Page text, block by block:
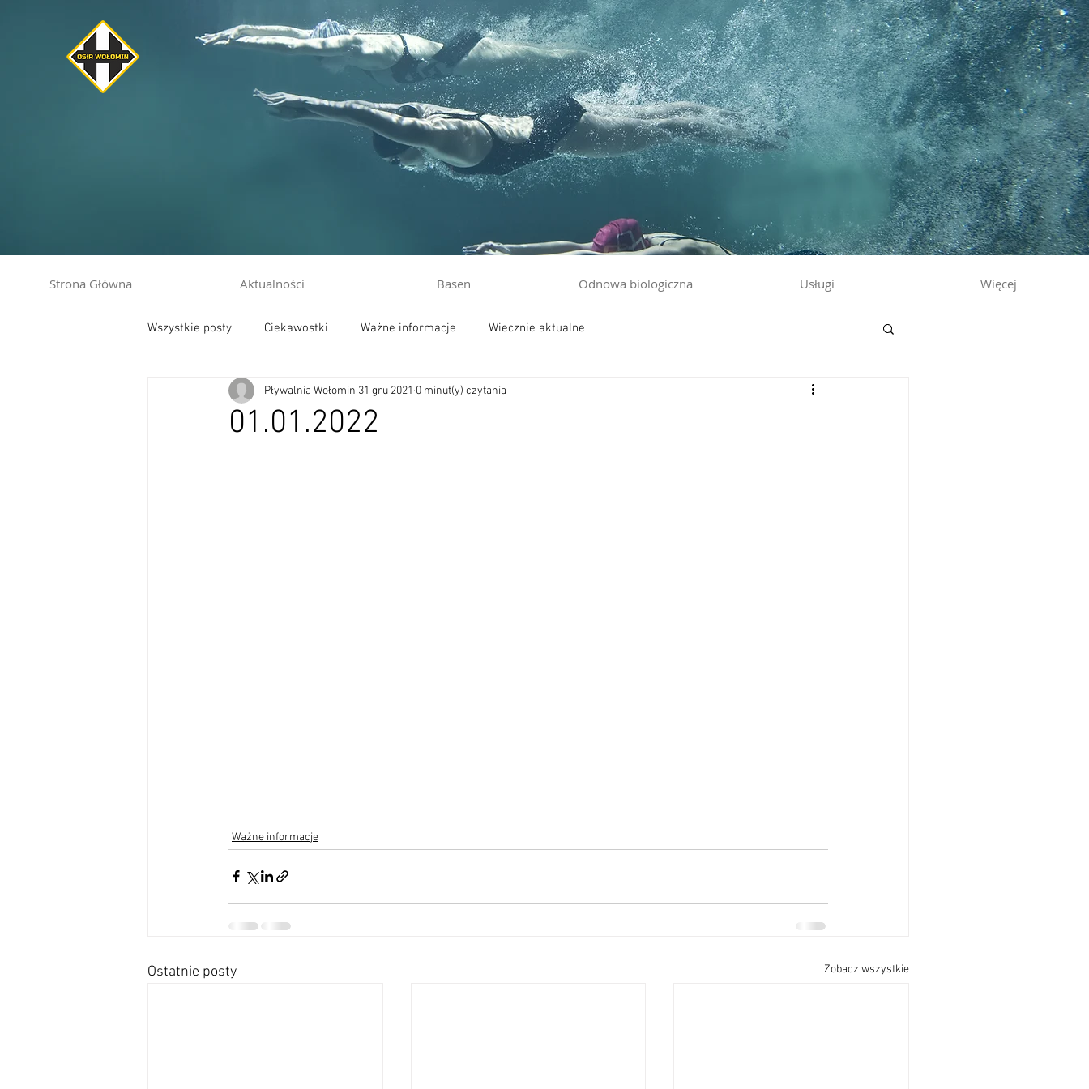
Strona Główna Aktualności Basen Odnowa biologiczna Usługi Więcej
Wszystkie posty Ciekawostki Ważne informacje Wiecznie aktualne
01.01.2022
Pływalnia Wołomin 31 gru 2021 0 minut(y) czytania
Ważne informacje
Ostatnie posty Zobacz wszystkie